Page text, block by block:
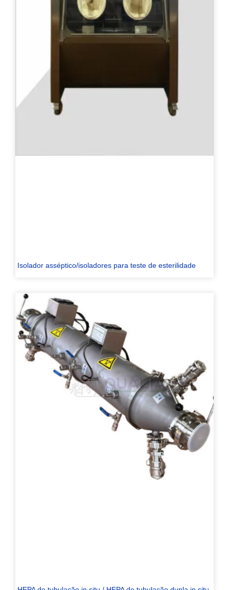
Isolador asséptico/isoladores para teste de esterilidade